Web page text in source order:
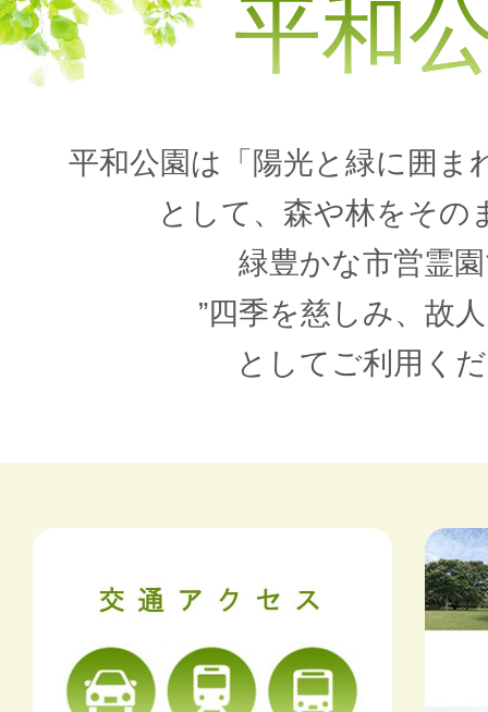
平和
平和公園は「陽光と緑に囲ま
として、森や林をその
緑豊かな市営霊
”四季を慈しみ、故
としてご利用く